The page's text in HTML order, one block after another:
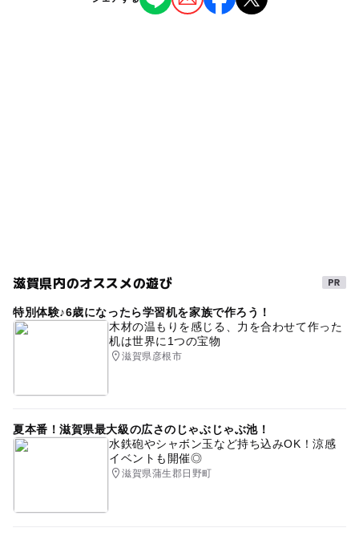
滋賀県内のオススメの遊び
特別体験♪6歳になったら学習机を家族で作ろう！
木材の温もりを感じる、力を合わせて作った
机は世界に1つの宝物
滋賀県彦根市
夏本番！滋賀県最大級の広さのじゃぶじゃぶ池！
水鉄砲やシャボン玉など持ち込みOK！涼感
イベントも開催◎
滋賀県蒲生郡日野町